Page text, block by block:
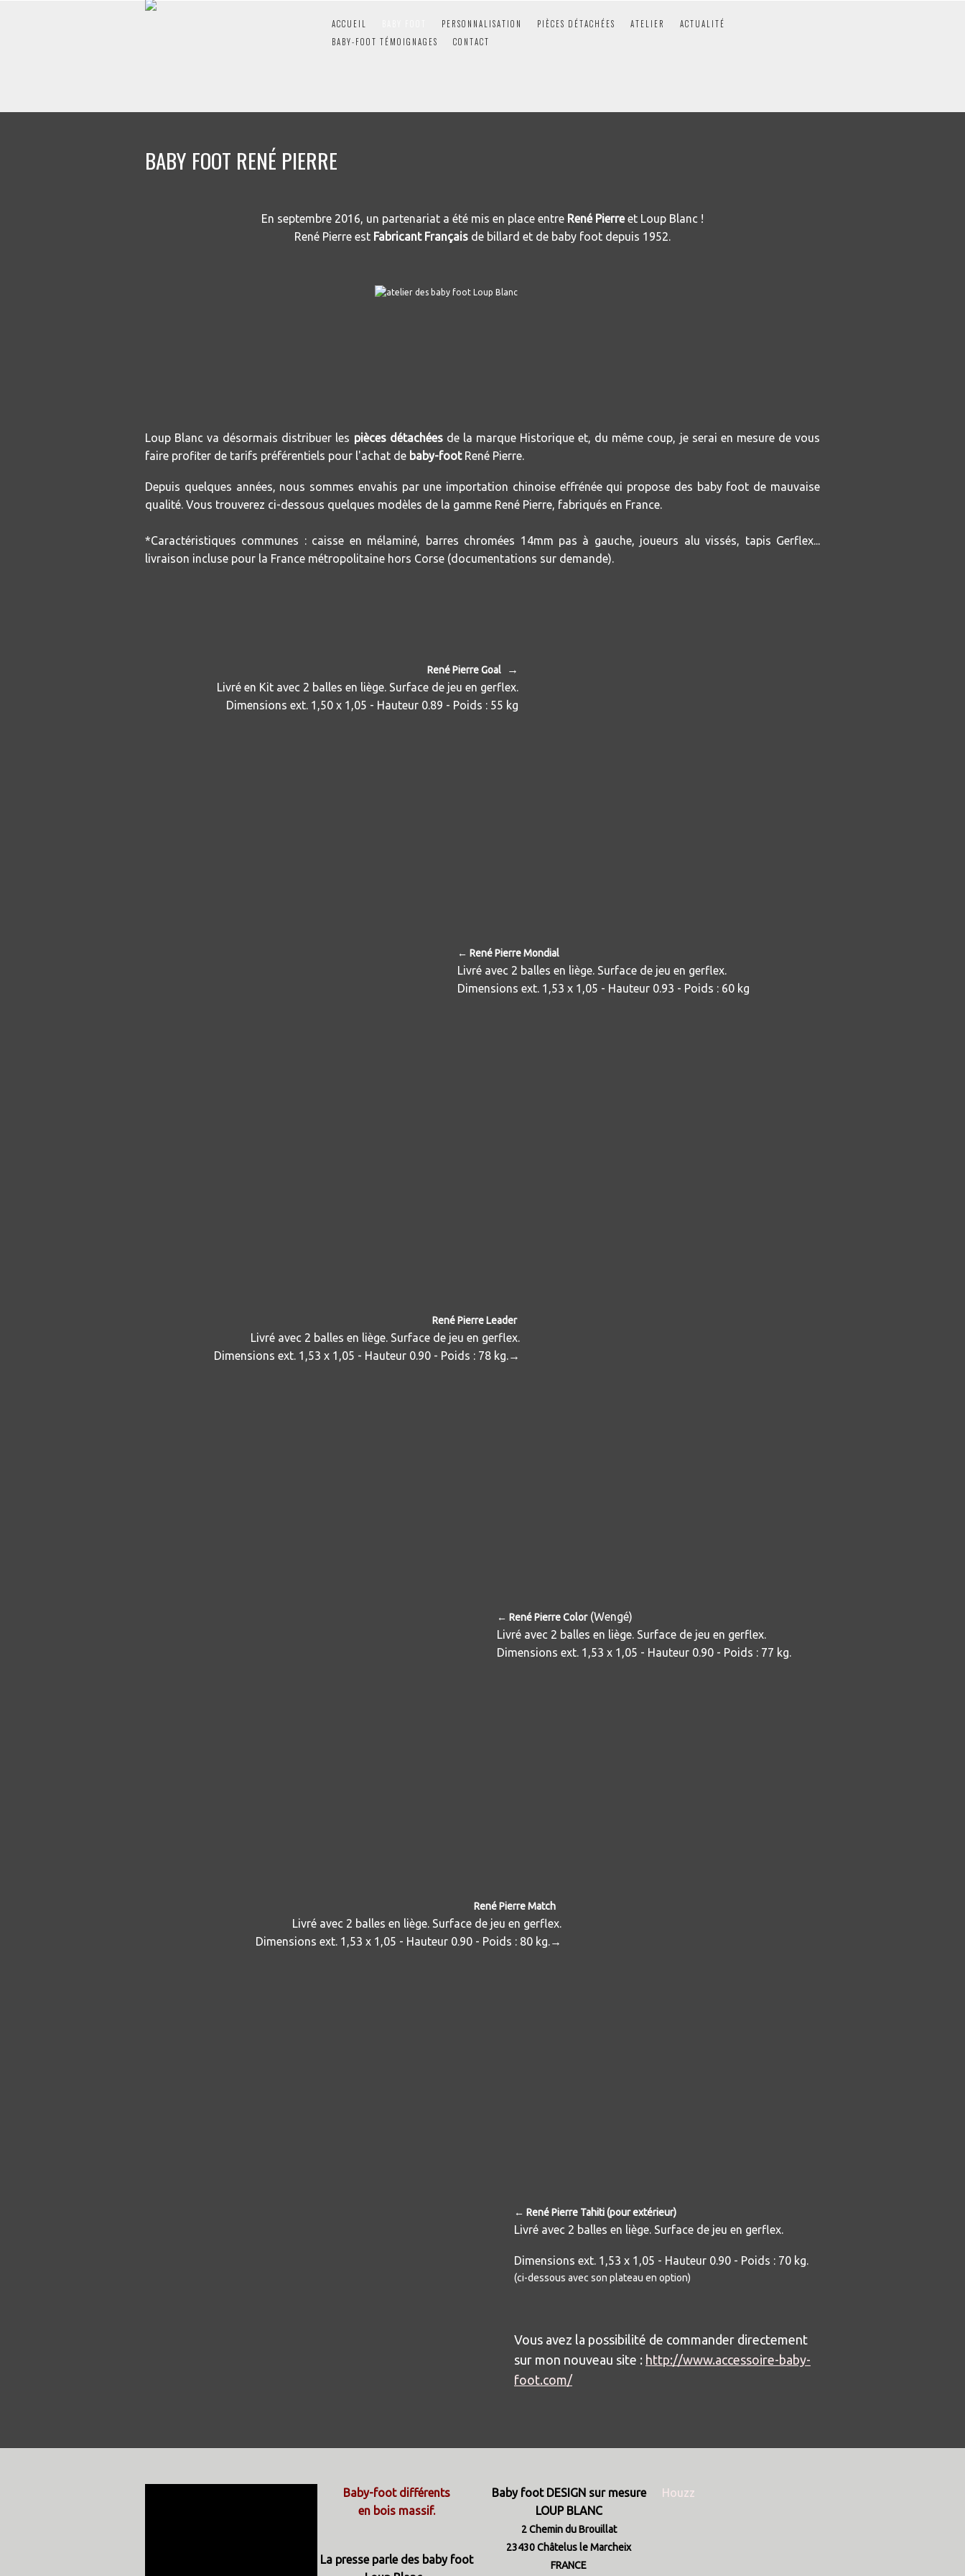
ACCUEIL PERSONNALISATION PIÈCES DÉTACHÉES ATELIER
ACTUALITÉ
BABY-FOOT TÉMOIGNAGES
CONTACT
BABY FOOT RENÉ PIERRE
En septembre 2016, un partenariat a été mis en place entre René Pierreet Loup Blanc !
René Pierre est Fabricant Français de billard et de baby foot depuis 1952.
Loup Blanc va désormais distribuer les pièces détachéesde la marque Historique et, du même coup, je serai en mesure de vous
faire profiter de tarifs préférentiels pour l'achat de baby-footRené Pierre.
Depuis quelques années, nous sommes envahis par une importation chinoise effrénée qui propose des baby foot de mauvaise
qualité. Vous trouverez ci-dessous quelques modèles de la gamme René Pierre, fabriqués en France.
*Caractéristiques communes : caisse en mélaminé, barres chromées 14mm pas à gauche, joueurs alu vissés, tapis Gerflex...
livraison incluse pour la France métropolitaine hors Corse (documentations sur demande).
René Pierre Goal
→
Livré en Kit avec 2 balles en liège. Surface de jeu en gerflex.
Dimensions ext. 1,50 x 1,05 - Hauteur 0.89 - Poids : 55 kg
← René Pierre Mondial
Livré avec 2 balles en liège. Surface de jeu en gerflex.
Dimensions ext. 1,53 x 1,05 - Hauteur 0.93 - Poids : 60 kg
René Pierre Leader
Livré avec 2 balles en liège. Surface de jeu en gerflex.
Dimensions ext. 1,53 x 1,05 - Hauteur 0.90 - Poids : 78 kg.→
← René Pierre Color (Wengé)
Livré avec 2 balles en liège. Surface de jeu en gerflex.
Dimensions ext. 1,53 x 1,05 - Hauteur 0.90 - Poids : 77 kg.
René Pierre Match
Livré avec 2 balles en liège. Surface de jeu en gerflex.
Dimensions ext. 1,53 x 1,05 - Hauteur 0.90 - Poids : 80 kg.→
← René Pierre Tahiti (pour extérieur)
Livré avec 2 balles en liège. Surface de jeu en gerflex.
Dimensions ext. 1,53 x 1,05 - Hauteur 0.90 - Poids : 70 kg.
(ci-dessous avec son plateau en option)
Vous avez la possibilité de commander directement
sur mon nouveau site : http://www.accessoire-baby-
foot.com/
Baby-foot différents
en bois massif.
La presse parle des baby foot
Baby foot DESIGN sur mesure
LOUP BLANC
2 Chemin du Brouillat
23430 Châtelus le Marcheix
FRANCE
Houzz